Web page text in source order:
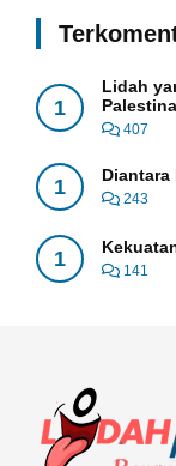
1
Lidah
407
1 Diantara
243
1
141